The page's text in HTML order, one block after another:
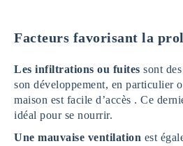
Facteurs favorisant la
Les infiltrations ou fuites sont
son développement, en particulier
maison est facile d’accès . Ce
idéal pour se nourrir.
Une mauvaise ventilation est